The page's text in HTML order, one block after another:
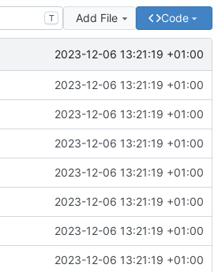
T Add File Code
2023-12-06 13:21:19 +01:00
2023-12-06 13:21:19 +01:00
2023-12-06 13:21:19 +01:00
2023-12-06 13:21:19 +01:00
2023-12-06 13:21:19 +01:00
2023-12-06 13:21:19 +01:00
2023-12-06 13:21:19 +01:00
2023-12-06 13:21:19 +01:00